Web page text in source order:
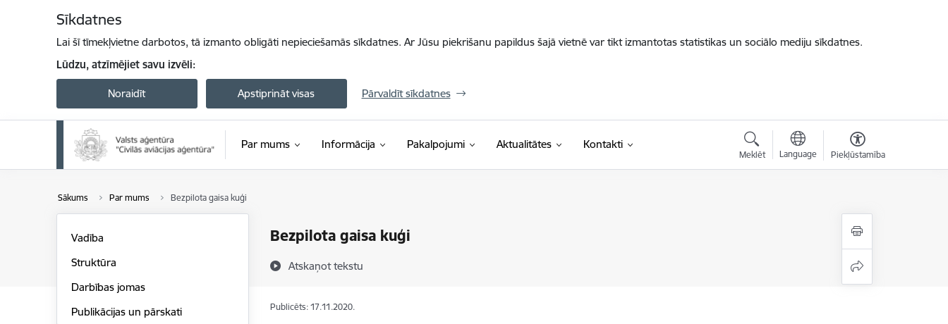
Sīkdatnes
Lai šī tīmekļvietne darbotos, tā izmanto obligāti nepieciešamās sīkdatnes. Ar Jūsu piekrišanu papildus šajā vietnē var tikt izmantotas statistikas un sociālo mediju sīkdatnes.
Lūdzu, atzīmējiet savu izvēli:
Noraidīt Apstiprināt visas Pārvaldīt sīkdatnes
Par mums Informācija Pakalpojumi Aktualitātes Kontakti
Meklēt Language Piekļūstamība
Sākums Par mums Bezpilota gaisa kuģi
Bezpilota gaisa kuģi
Atskaņot tekstu
Vadība
Struktūra
Darbības jomas
Publikācijas un pārskati
Publicēts: 17.11.2020.